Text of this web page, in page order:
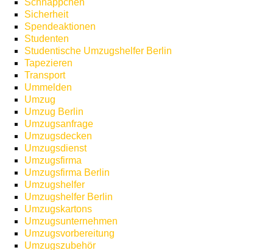
Schnäppchen
Sicherheit
Spendeaktionen
Studenten
Studentische Umzugshelfer Berlin
Tapezieren
Transport
Ummelden
Umzug
Umzug Berlin
Umzugsanfrage
Umzugsdecken
Umzugsdienst
Umzugsfirma
Umzugsfirma Berlin
Umzugshelfer
Umzugshelfer Berlin
Umzugskartons
Umzugsunternehmen
Umzugsvorbereitung
Umzugszubehör